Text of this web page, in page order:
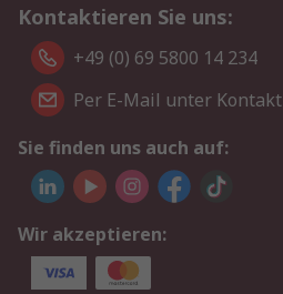
Kontaktieren Sie uns:
+49 (0) 69 5800 14 234
Per E-Mail unter Kontakt
Sie finden uns auch auf:
Wir akzeptieren: